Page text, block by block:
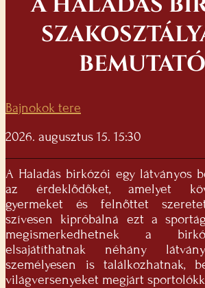
Bajnokok tere
2026. augusztus 15. 15:30
A Haladás birkózói egy látványos
az érdeklődőket, amelyet
gyermeket és felnőttet
szívesen kipróbálná ezt a
megismerkedhetnek a
elsajátíthatnak néhány
személyesen is találkozhatnak,
világversenyeket megjárt